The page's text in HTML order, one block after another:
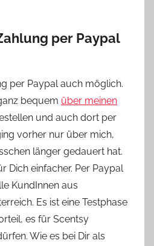
per Paypal
per Paypal auch möglich.
bequem über meinen
und auch dort per
vorher nur über mich,
länger gedauert hat.
Dich einfacher. Per Paypal
KundInnen aus
Es ist eine Testphase
es für Scentsy
Wie es bei Dir als